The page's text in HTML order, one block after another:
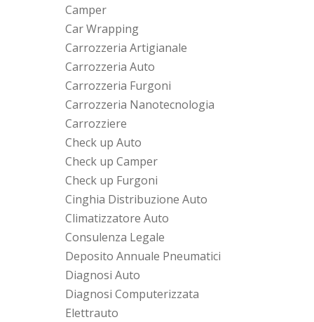
Camper
Car Wrapping
Carrozzeria Artigianale
Carrozzeria Auto
Carrozzeria Furgoni
Carrozzeria Nanotecnologia
Carrozziere
Check up Auto
Check up Camper
Check up Furgoni
Cinghia Distribuzione Auto
Climatizzatore Auto
Consulenza Legale
Deposito Annuale Pneumatici
Diagnosi Auto
Diagnosi Computerizzata
Elettrauto